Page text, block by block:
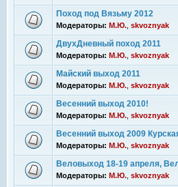
Поход под Вязьму 2012
Модераторы: М.Ю. skvoznyak
ДвухДневный поход 2011
Модераторы: М.Ю. skvoznyak
Майский выход 2011
Модераторы: М.Ю. skvoznyak
Весенний выход 2010!
Модераторы: М.Ю. skvoznyak
Весенний выход 2009
Модераторы: М.Ю. skvoznyak
Веловыход 18-19 апреля,
Модераторы: М.Ю. skvoznyak